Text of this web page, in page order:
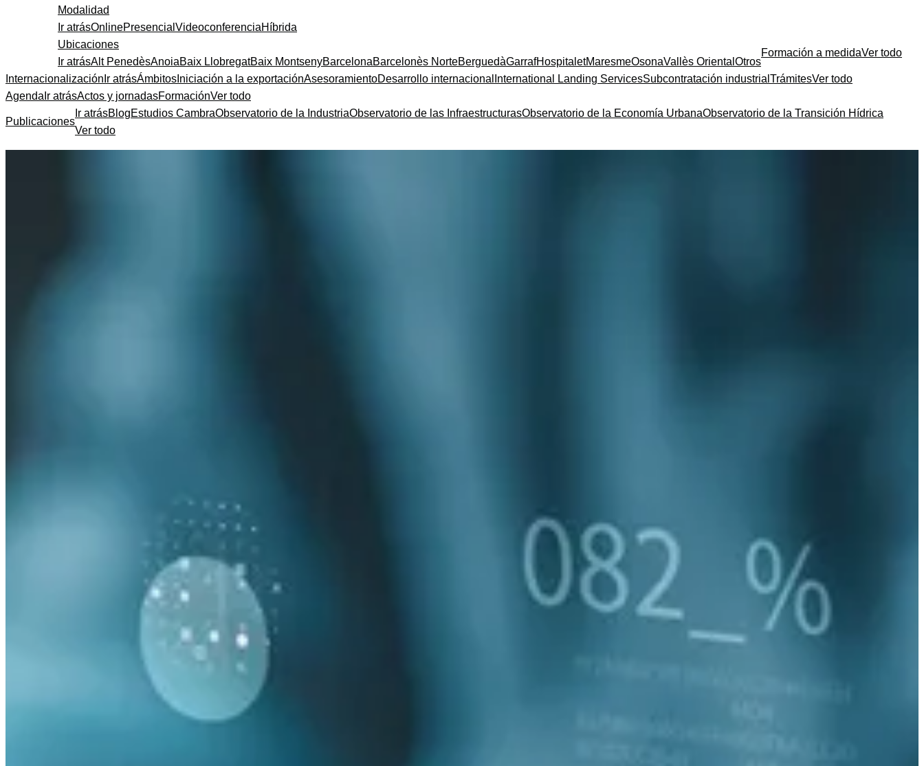
Modalidad
Ir atrásOnlinePresencial VideoconferenciaHíbrida
Ubicaciones
Ir atrásAlt PenedèsAnoiaBaix LlobregatBaix MontsenyBarcelonaBarcelonès NorteBerguedàGarrafHospitaletMaresmeOsonaVallès Oriental Otros
Formación a medidaVer todo
Internacionalización Ir atrásÁmbitos Iniciación a la exportaciónAsesoramientoDesarrollo internacional International Landing ServicesSubcontratación industrial TrámitesVer todo
Agenda Ir atrásActos y jornadasFormaciónVer todo
Publicaciones
Ir atrásBlogEstudios CambraObservatorio de la IndustriaObservatorio de las InfraestructurasObservatorio de la Economía UrbanaObservatorio de la Transición Hídrica
Ver todo